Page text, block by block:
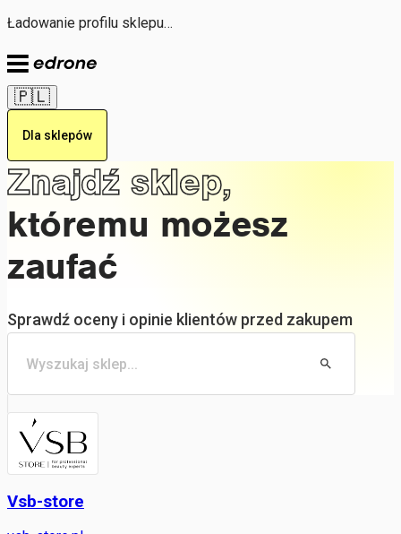
Ładowanie profilu sklepu…
🇵🇱
Dla sklepów
Znajdź sklep,
któremu możesz
zaufać
Sprawdź oceny i opinie klientów przed zakupem
Vsb-store